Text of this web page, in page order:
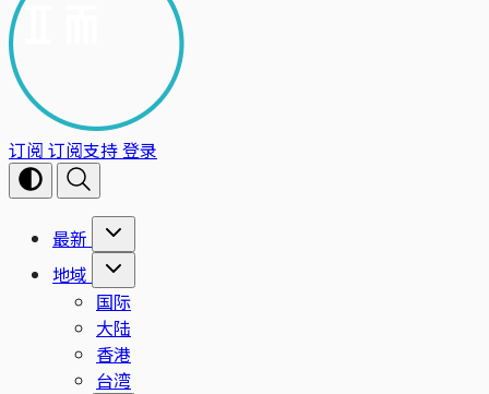
订阅 订阅支持登录
最新
地域
国际
大陆
香港
台湾